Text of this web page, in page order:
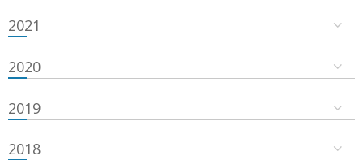
2021
2020
2019
2018